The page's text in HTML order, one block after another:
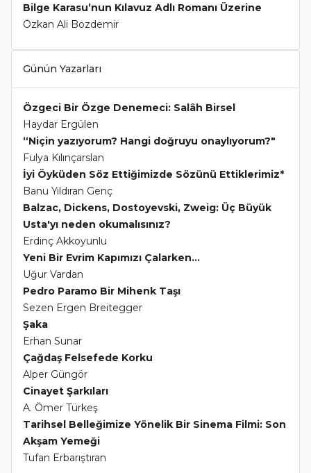
Bilge Karasu’nun Kılavuz Adlı Romanı Üzerine
Özkan Ali Bozdemir
Günün Yazarları
Özgeci Bir Özge Denemeci: Salâh Birsel
Haydar Ergülen
“Niçin yazıyorum? Hangi doğruyu onaylıyorum?"
Fulya Kılınçarslan
İyi Öyküden Söz Ettiğimizde Sözünü Ettiklerimiz*
Banu Yıldıran Genç
Balzac, Dickens, Dostoyevski, Zweig: Üç Büyük
Usta'yı neden okumalısınız?
Erdinç Akkoyunlu
Yeni Bir Evrim Kapımızı Çalarken...
Uğur Vardan
Pedro Paramo Bir Mihenk Taşı
Sezen Ergen Breitegger
Şaka
Erhan Sunar
Çağdaş Felsefede Korku
Alper Güngör
Cinayet Şarkıları
A. Ömer Türkeş
Tarihsel Belleğimize Yönelik Bir Sinema Filmi: Son
Akşam Yemeği
Tufan Erbarıştıran